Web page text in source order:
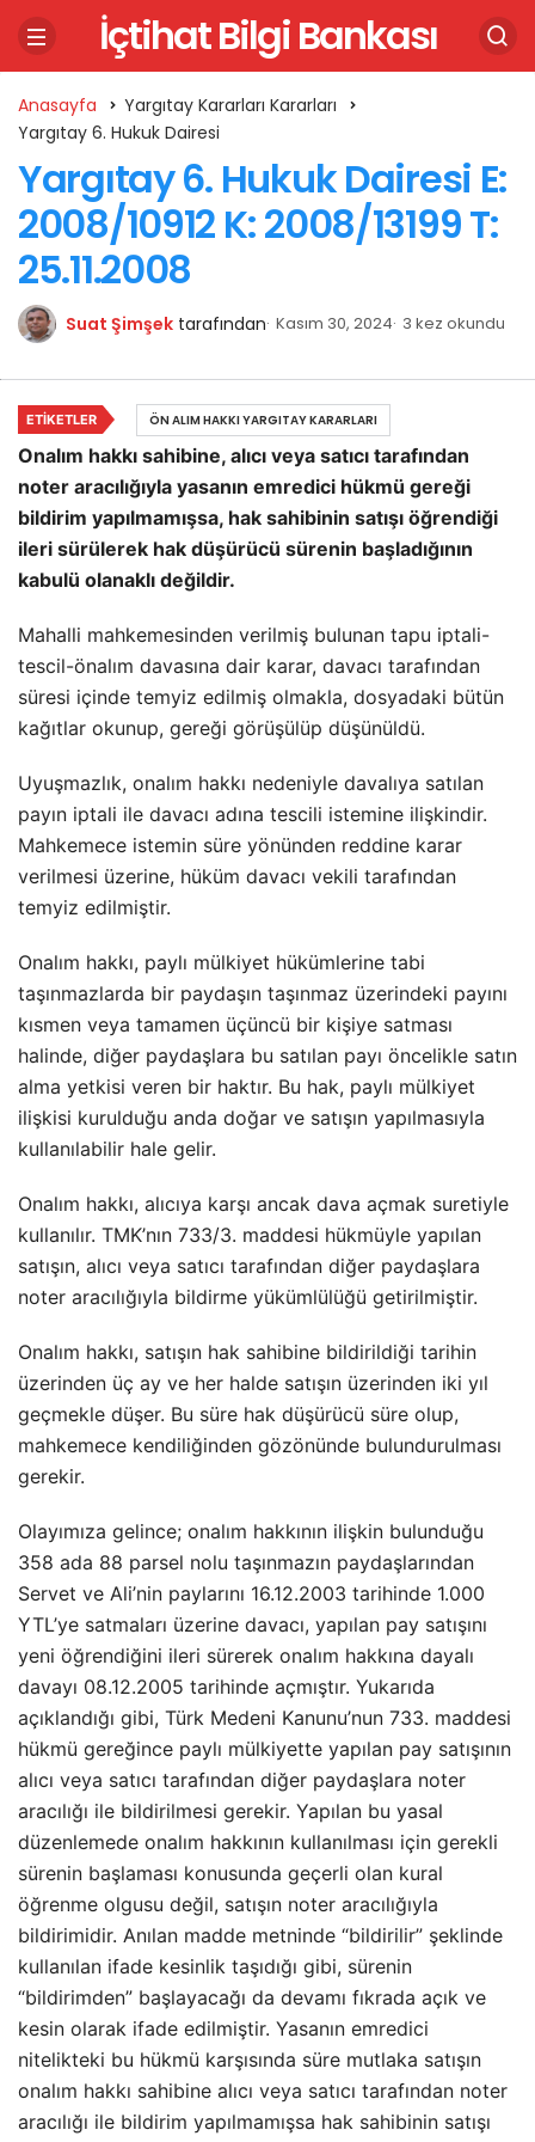
İçtihat Bilgi Bankası
Anasayfa
Yargıtay Kararları Kararları
Yargıtay 6. Hukuk Dairesi
Yargıtay 6. Hukuk Dairesi E:
2008/10912 K: 2008/13199 T:
25.11.2008
Suat Şimşek tarafından Kasım 30, 2024 3 kez okundu
Onalım hakkı sahibine, alıcı veya satıcı tarafından
noter aracılığıyla yasanın emredici hükmü gereği
bildirim yapılmamışsa, hak sahibinin satışı öğrendiği
ileri sürülerek hak düşürücü sürenin başladığının
kabulü olanaklı değildir.
Mahalli mahkemesinden verilmiş bulunan tapu iptali-
tescil-önalım davasına dair karar, davacı tarafından
süresi içinde temyiz edilmiş olmakla, dosyadaki bütün
kağıtlar okunup, gereği görüşülüp düşünüldü.
Uyuşmazlık, onalım hakkı nedeniyle davalıya satılan
payın iptali ile davacı adına tescili istemine ilişkindir.
Mahkemece istemin süre yönünden reddine karar
verilmesi üzerine, hüküm davacı vekili tarafından
temyiz edilmiştir.
Onalım hakkı, paylı mülkiyet hükümlerine tabi
taşınmazlarda bir paydaşın taşınmaz üzerindeki payını
kısmen veya tamamen üçüncü bir kişiye satması
halinde, diğer paydaşlara bu satılan payı öncelikle satın
alma yetkisi veren bir haktır. Bu hak, paylı mülkiyet
ilişkisi kurulduğu anda doğar ve satışın yapılmasıyla
kullanılabilir hale gelir.
Onalım hakkı, alıcıya karşı ancak dava açmak suretiyle
kullanılır. TMK’nın 733/3. maddesi hükmüyle yapılan
satışın, alıcı veya satıcı tarafından diğer paydaşlara
noter aracılığıyla bildirme yükümlülüğü getirilmiştir.
Onalım hakkı, satışın hak sahibine bildirildiği tarihin
üzerinden üç ay ve her halde satışın üzerinden iki yıl
geçmekle düşer. Bu süre hak düşürücü süre olup,
mahkemece kendiliğinden gözönünde bulundurulması
gerekir.
Olayımıza gelince; onalım hakkının ilişkin bulunduğu
358 ada 88 parsel nolu taşınmazın paydaşlarından
Servet ve Ali’nin paylarını 16.12.2003 tarihinde 1.000
YTL’ye satmaları üzerine davacı, yapılan pay satışını
yeni öğrendiğini ileri sürerek onalım hakkına dayalı
davayı 08.12.2005 tarihinde açmıştır. Yukarıda
açıklandığı gibi, Türk Medeni Kanunu’nun 733. maddesi
hükmü gereğince paylı mülkiyette yapılan pay satışının
alıcı veya satıcı tarafından diğer paydaşlara noter
aracılığı ile bildirilmesi gerekir. Yapılan bu yasal
düzenlemede onalım hakkının kullanılması için gerekli
sürenin başlaması konusunda geçerli olan kural
öğrenme olgusu değil, satışın noter aracılığıyla
bildirimidir. Anılan madde metninde “bildirilir” şeklinde
kullanılan ifade kesinlik taşıdığı gibi, sürenin
“bildirimden” başlayacağı da devamı fıkrada açık ve
kesin olarak ifade edilmiştir. Yasanın emredici
nitelikteki bu hükmü karşısında süre mutlaka satışın
onalım hakkı sahibine alıcı veya satıcı tarafından noter
aracılığı ile bildirim yapılmamışsa hak sahibinin satışı
ETIKETLER ÖN ALIM HAKKI YARGITAY KARARLARI